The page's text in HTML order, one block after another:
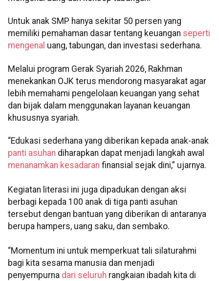
Untuk anak SMP hanya sekitar 50 persen yang
memiliki pemahaman dasar tentang keuangan seperti
mengenal uang, tabungan, dan investasi sederhana.
Melalui program Gerak Syariah 2026, Rakhman
menekankan OJK terus mendorong masyarakat agar
lebih memahami pengelolaan keuangan yang sehat
dan bijak dalam menggunakan layanan keuangan
khususnya syariah.
“Edukasi sederhana yang diberikan kepada anak-anak
panti asuhan diharapkan dapat menjadi langkah awal
menanamkan kesadaran finansial sejak dini,” ujarnya.
Kegiatan literasi ini juga dipadukan dengan aksi
berbagi kepada 100 anak di tiga panti asuhan
tersebut dengan bantuan yang diberikan di antaranya
berupa hampers, uang saku, dan sembako.
“Momentum ini untuk memperkuat tali silaturahmi
bagi kita sesama manusia dan menjadi
penyempurna dari seluruh rangkaian ibadah kita di